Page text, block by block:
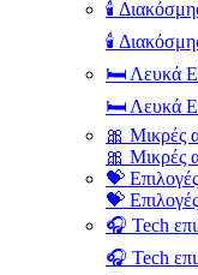
🕯️
🕯️
🛏️ Λευκά
🛏️ Λευκά
🎀 Μικρές
🎀 Μικρές
💝
💝
🎧 Tech
🎧 Tech